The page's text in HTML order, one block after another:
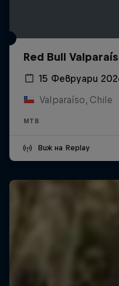
Red Bull
15 Февруари
Valparaíso, Chile
MTB
Виж на Replay